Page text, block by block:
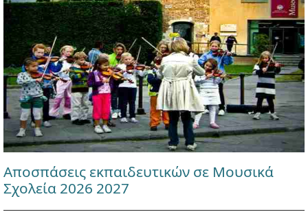
Αποσπάσεις εκπαιδευτικών σε Μουσικά
Σχολεία 2026 2027